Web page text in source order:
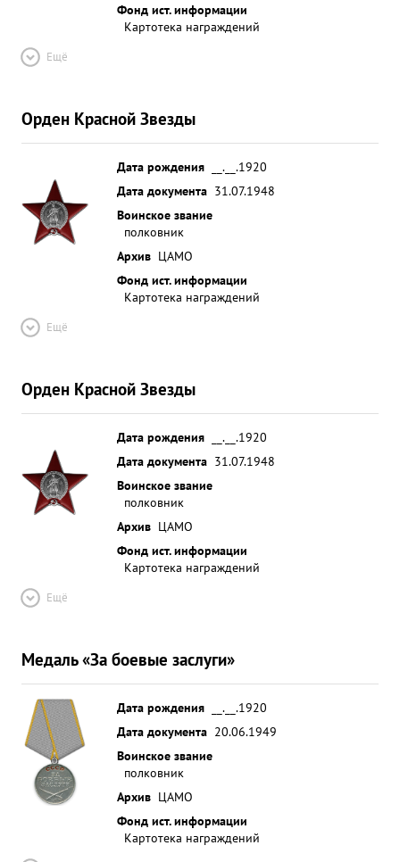
Фонд ист. информации
Картотека награждений
Ещё
Орден Красной Звезды
Дата рождения
__.__.1920
Дата документа 31.07.1948
Воинское звание
полковник
Архив ЦАМО
Фонд ист. информации
Картотека награждений
Ещё
Орден Красной Звезды
Дата рождения
__.__.1920
Дата документа 31.07.1948
Воинское звание
полковник
Архив ЦАМО
Фонд ист. информации
Картотека награждений
Ещё
Медаль «За боевые заслуги»
Дата рождения
__.__.1920
Дата документа 20.06.1949
Воинское звание
полковник
Архив ЦАМО
Фонд ист. информации
Картотека награждений